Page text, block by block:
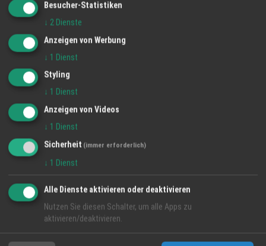
Handwerker-Service
regio
handwerker...
Besucher-Statistiken
↓ 2 Dienste
Anzeigen von Werbung
↓ 1 Dienst
Styling
↓ 1 Dienst
Anzeigen von Videos
↓ 1 Dienst
Sicherheit (immer erforderlich)
↓ 1 Dienst
Alle Dienste aktivieren oder deaktivieren
Nutzen Sie diesen Schalter, um alle Apps zu
aktivieren/deaktivieren.